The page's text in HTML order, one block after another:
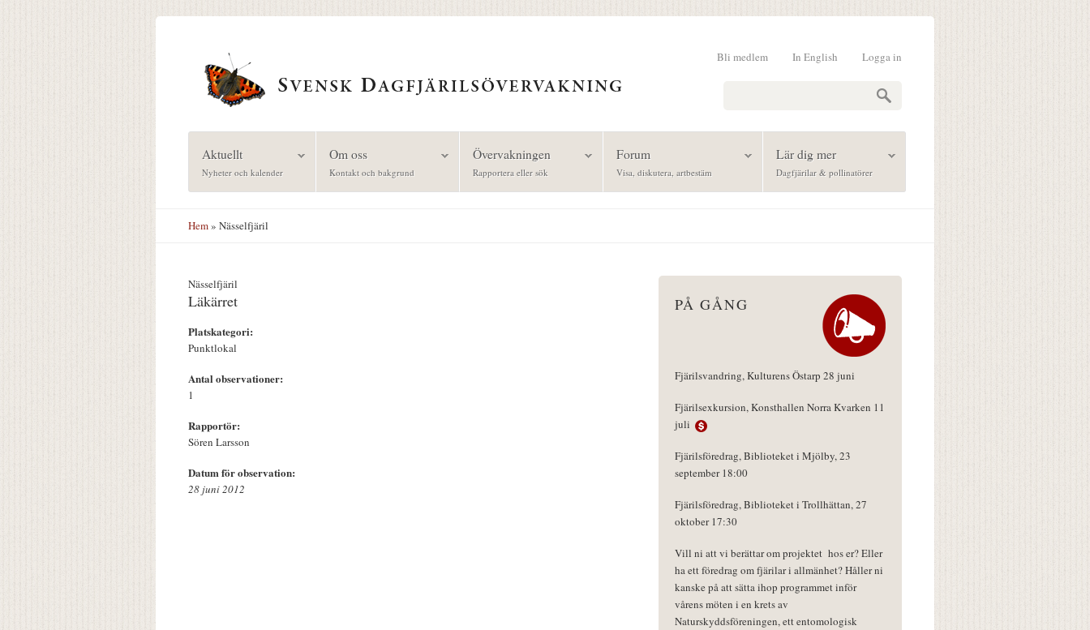
Logga in
In English
Bli medlem
Aktuellt
Nyheter och kalender
Om oss
Kontakt och bakgrund
Övervakningen
Rapportera eller sök
Forum
Visa, diskutera, artbestäm
Lär dig mer
Dagfjärilar & pollinatörer
Hem» Nässelfjäril
Nässelfjäril
Läkärret
Platskategori:
Punktlokal
Antal observationer:
1
Rapportör:
Sören Larsson
Datum för observation:
28 juni 2012
PÅ GÅNG
Fjärilsvandring, Kulturens Östarp 28 juni
Fjärilsexkursion, Konsthallen Norra Kvarken 11
juli
Fjärilsföredrag, Biblioteket i Mjölby, 23
september 18:00
Fjärilsföredrag, Biblioteket i Trollhättan, 27
oktober 17:30
Vill ni att vi berättar om projektet hos er? Eller
ha ett föredrag om fjärilar i allmänhet? Håller ni
kanske på att sätta ihop programmet inför
vårens möten i en krets av
Naturskyddsföreningen, ett entomologisk